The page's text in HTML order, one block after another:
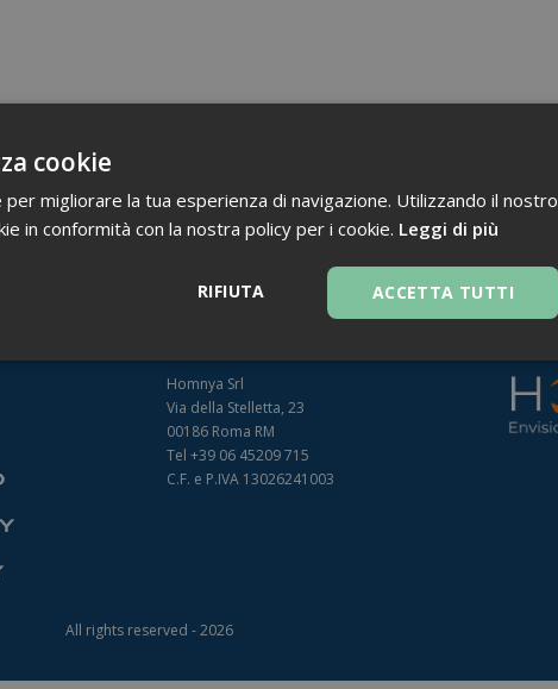
Homnya Srl
Via della Stelletta, 23
00186 Roma RM
Tel +39 06 45209 715
C.F. e P.IVA 13026241003
All rights reserved - 2026
cookie
migliorare la tua esperienza di navigazione. Utilizzando il nostro
in conformità con la nostra policy per i cookie. Leggi di più
ACCETTA TUTTI
RIFIUTA
Necessari
fruibile il sito web abilitandone funzionalità di base quali la navigazione sulle
Scadenza
Descrizione
mese
Analytics, che è un aggiornamento significativo del